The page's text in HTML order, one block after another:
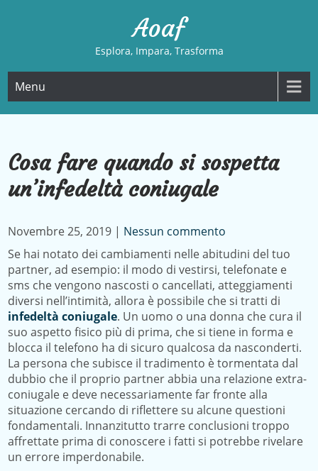
Aoaf
Esplora, Impara, Trasforma
Menu
Cosa fare quando si sospetta
un’infedeltà coniugale
Novembre 25, 2019 | Nessun commento
Se hai notato dei cambiamenti nelle abitudini del tuo
partner, ad esempio: il modo di vestirsi, telefonate e
sms che vengono nascosti o cancellati, atteggiamenti
diversi nell’intimità, allora è possibile che si tratti di
infedeltà coniugale. Un uomo o una donna che cura il
suo aspetto fisico più di prima, che si tiene in forma e
blocca il telefono ha di sicuro qualcosa da nasconderti.
La persona che subisce il tradimento è tormentata dal
dubbio che il proprio partner abbia una relazione extra-
coniugale e deve necessariamente far fronte alla
situazione cercando di riflettere su alcune questioni
fondamentali. Innanzitutto trarre conclusioni troppo
affrettate prima di conoscere i fatti si potrebbe rivelare
un errore imperdonabile.